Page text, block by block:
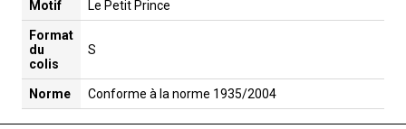
Motif Le Petit Prince
Format
du
colis
S
Norme Conforme à la norme 1935/2004